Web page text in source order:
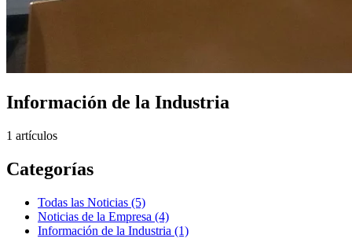
Información de la Industria
1 artículos
Categorías
Todas las Noticias (5)
Noticias de la Empresa (4)
Información de la Industria (1)